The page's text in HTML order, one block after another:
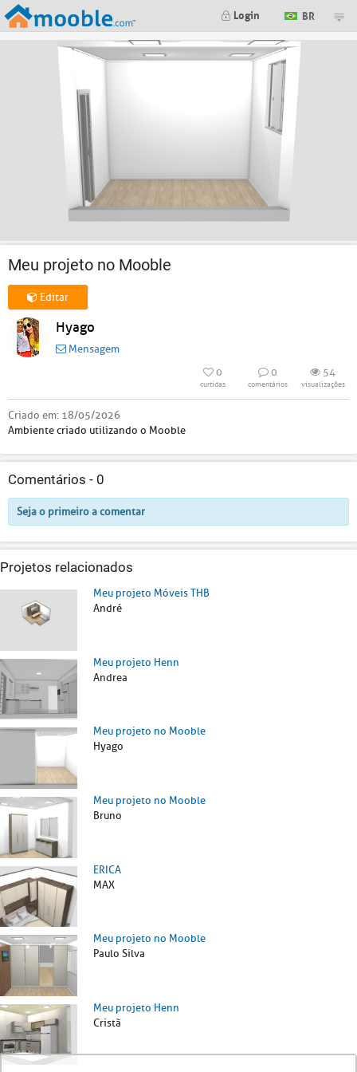
Login BR
Meu projeto no Mooble
Editar
Hyago
Mensagem
0
curtidas
0
comentários
54
visualizações
Criado em: 18/05/2026
Ambiente criado utilizando o Mooble
Comentários - 0
Seja o primeiro a comentar
Projetos relacionados
Meu projeto Móveis THB
André
Meu projeto Henn
Andrea
Meu projeto no Mooble
Hyago
Meu projeto no Mooble
Bruno
ERICA
MAX
Meu projeto no Mooble
Paulo Silva
Meu projeto Henn
Cristã